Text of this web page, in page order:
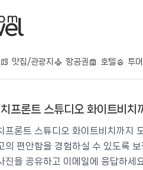
맛집/관광지 항공권 호텔 투
비치프론트 스튜디
⭐ 9.2
최저가 확인 · 예약하기
프론트 스튜디오 화이트비치
프론트 스튜디오 화이트비치까지
의 편안함을 경험하실 수 있도록
진을 공유하고 이메일에 응답하세